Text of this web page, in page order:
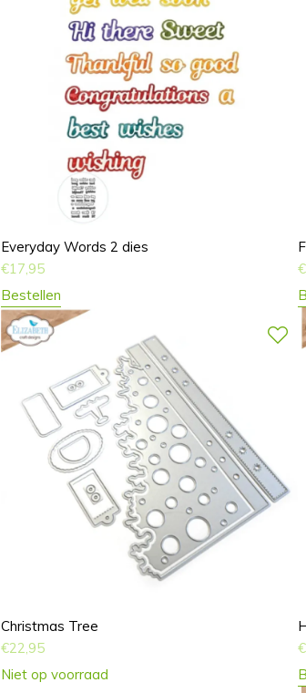
Everyday Words 2 dies
€17,95
Bestellen
€
Christmas Tree
€22,95
Niet op voorraad
€